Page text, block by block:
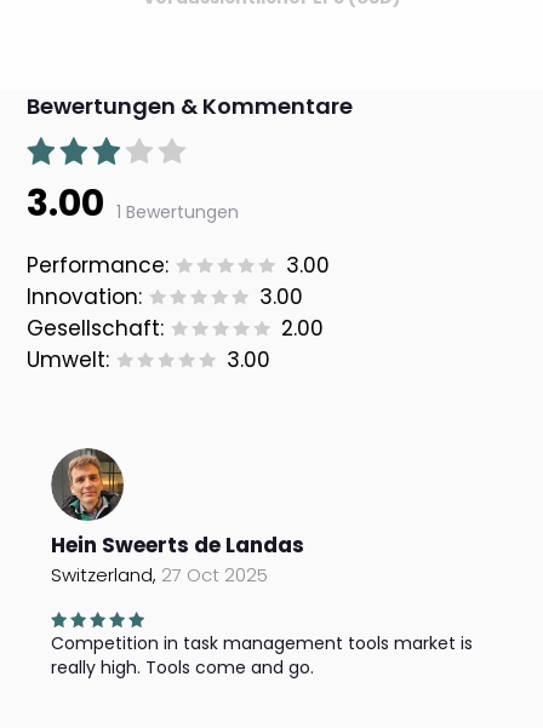
Bewertungen & Kommentare
3.00 1 Bewertungen
Performance:
3.00
Innovation:
3.00
Gesellschaft:
2.00
Umwelt:
3.00
Hein Sweerts de Landas
Switzerland, 27 Oct 2025
Competition in task management tools market is
really high. Tools come and go.